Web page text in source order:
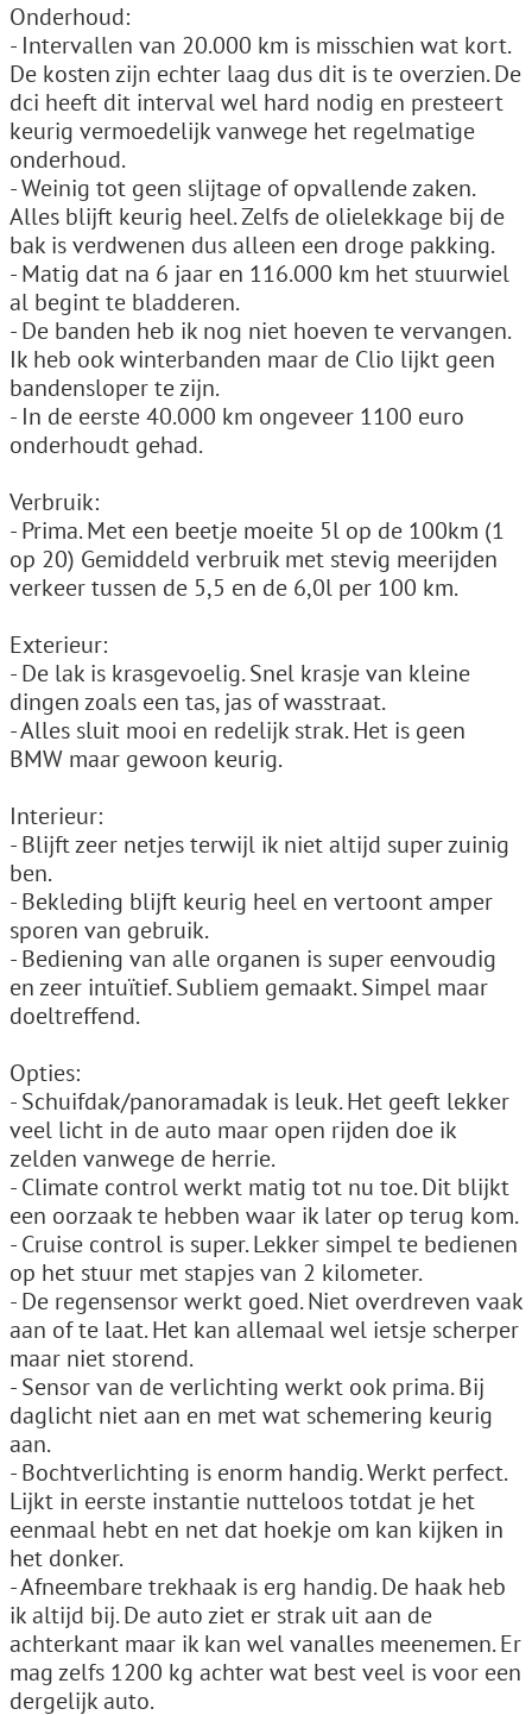
Onderhoud:
- Intervallen van 20.000 km is misschien wat kort.
De kosten zijn echter laag dus dit is te overzien. De
dci heeft dit interval wel hard nodig en presteert
keurig vermoedelijk vanwege het regelmatige
onderhoud.
- Weinig tot geen slijtage of opvallende zaken.
Alles blijft keurig heel. Zelfs de olielekkage bij de
bak is verdwenen dus alleen een droge pakking.
- Matig dat na 6 jaar en 116.000 km het stuurwiel
al begint te bladderen.
- De banden heb ik nog niet hoeven te vervangen.
Ik heb ook winterbanden maar de Clio lijkt geen
bandensloper te zijn.
- In de eerste 40.000 km ongeveer 1100 euro
onderhoudt gehad.
Verbruik:
- Prima. Met een beetje moeite 5l op de 100km (1
op 20) Gemiddeld verbruik met stevig meerijden
verkeer tussen de 5,5 en de 6,0l per 100 km.
Exterieur:
- De lak is krasgevoelig. Snel krasje van kleine
dingen zoals een tas, jas of wasstraat.
- Alles sluit mooi en redelijk strak. Het is geen
BMW maar gewoon keurig.
Interieur:
- Blijft zeer netjes terwijl ik niet altijd super zuinig
ben.
- Bekleding blijft keurig heel en vertoont amper
sporen van gebruik.
- Bediening van alle organen is super eenvoudig
en zeer intuïtief. Subliem gemaakt. Simpel maar
doeltreffend.
Opties:
- Schuifdak/panoramadak is leuk. Het geeft lekker
veel licht in de auto maar open rijden doe ik
zelden vanwege de herrie.
- Climate control werkt matig tot nu toe. Dit blijkt
een oorzaak te hebben waar ik later op terug kom.
- Cruise control is super. Lekker simpel te bedienen
op het stuur met stapjes van 2 kilometer.
- De regensensor werkt goed. Niet overdreven vaak
aan of te laat. Het kan allemaal wel ietsje scherper
maar niet storend.
- Sensor van de verlichting werkt ook prima. Bij
daglicht niet aan en met wat schemering keurig
aan.
- Bochtverlichting is enorm handig. Werkt perfect.
Lijkt in eerste instantie nutteloos totdat je het
eenmaal hebt en net dat hoekje om kan kijken in
het donker.
- Afneembare trekhaak is erg handig. De haak heb
ik altijd bij. De auto ziet er strak uit aan de
achterkant maar ik kan wel vanalles meenemen. Er
mag zelfs 1200 kg achter wat best veel is voor een
dergelijk auto.